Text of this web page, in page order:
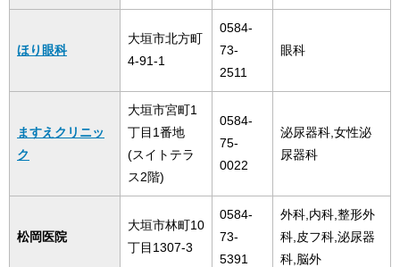
ほり眼科
大垣市北方町
4-91-1
0584-
73-
2511
眼科
ますえクリニッ
ク
大垣市宮町1
丁目1番地
(スイトテラ
ス2階)
0584-
75-
0022
泌尿器科,女性泌
尿器科
松岡医院
大垣市林町10
丁目1307-3
0584-
73-
5391
外科,内科,整形外
科,皮フ科,泌尿器
科,脳外